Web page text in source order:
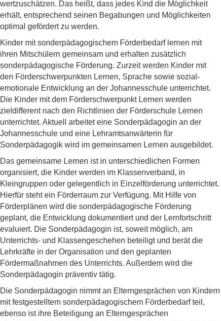
wertzuschätzen. Das heißt, dass jedes Kind die Möglichkeit
erhält, entsprechend seinen Begabungen und Möglichkeiten
optimal gefördert zu werden.
Kinder mit sonderpädagogischem Förderbedarf lernen mit
ihren Mitschülern gemeinsam und erhalten zusätzlich
sonderpädagogische Förderung. Zurzeit werden Kinder mit
den Förderschwerpunkten Lernen, Sprache sowie sozial-
emotionale Entwicklung an der Johannesschule unterrichtet.
Die Kinder mit dem Förderschwerpunkt Lernen werden
zieldifferent nach den Richtlinien der Förderschule Lernen
unterrichtet. Aktuell arbeitet eine Sonderpädagogin an der
Johannesschule und eine Lehramtsanwärterin für
Sonderpädagogik wird im gemeinsamen Lernen ausgebildet.
Das gemeinsame Lernen ist in unterschiedlichen Formen
organisiert, die Kinder werden im Klassenverband, in
Kleingruppen oder gelegentlich in Einzelförderung unterrichtet.
Hierfür steht ein Förderraum zur Verfügung. Mit Hilfe von
Förderplänen wird die sonderpädagogische Förderung
geplant, die Entwicklung dokumentiert und der Lernfortschritt
evaluiert. Die Sonderpädagogin ist, soweit möglich, am
Unterrichts- und Klassengeschehen beteiligt und berät die
Lehrkräfte in der Organisation und den geplanten
Fördermaßnahmen des Unterrichts. Außerdem wird die
Sonderpädagogin präventiv tätig.
Die Sonderpädagogin nimmt an Elterngesprächen von Kindern
mit festgestelltem sonderpädagogischem Förderbedarf teil,
ebenso ist ihre Beteiligung an Elterngesprächen